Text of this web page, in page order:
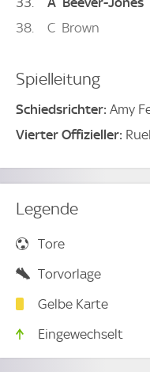
38 C Brown
Spielleitung
Schiedsrichter: Amy
Vierter Offizieller:
Legende
Tore
Torvorlage
Gelbe Karte
Eingewechselt